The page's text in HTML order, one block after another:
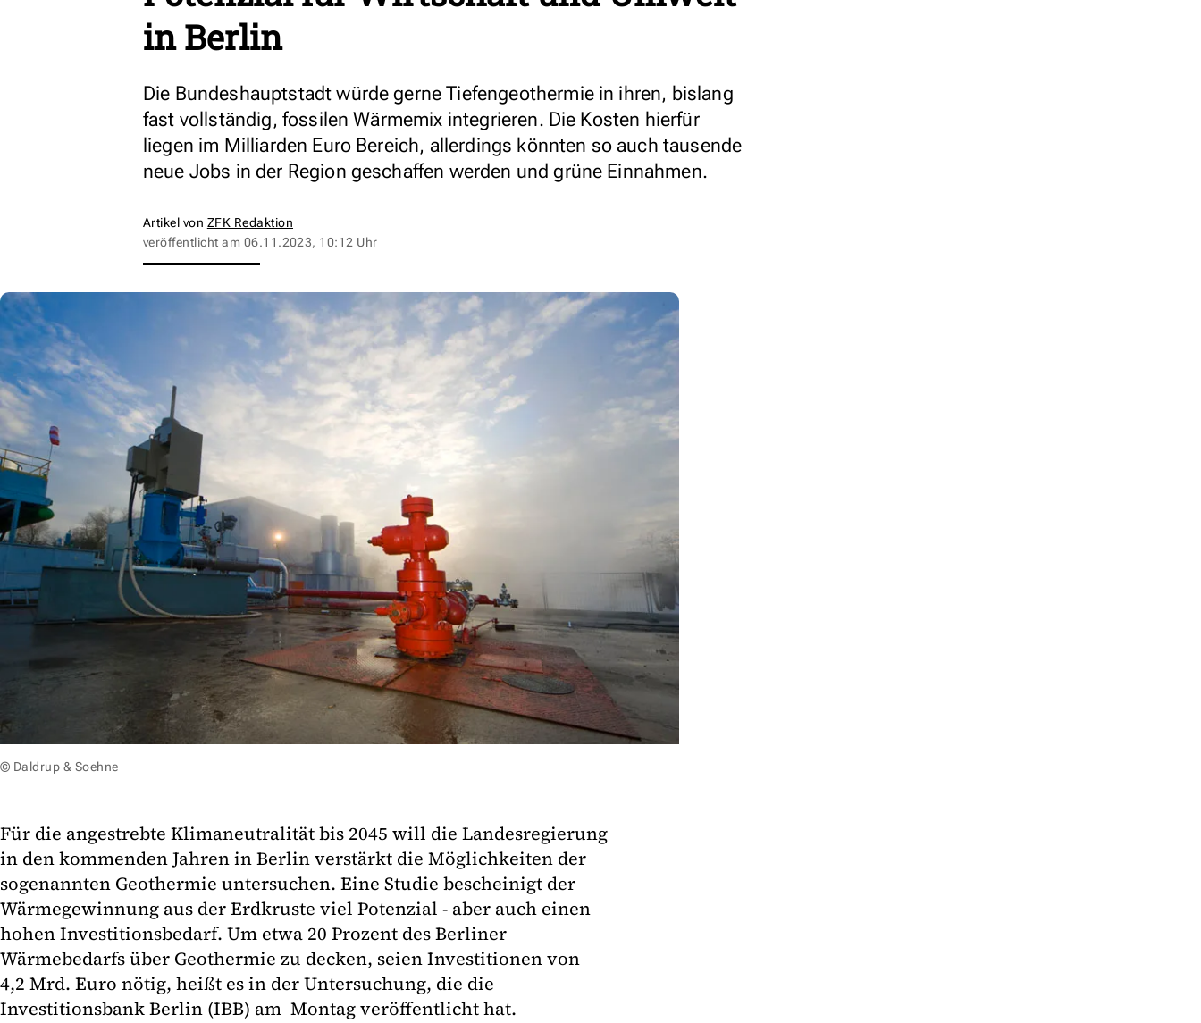
in Berlin
Die Bundeshauptstadt würde gerne Tiefengeothermie in ihren, bislang
fast vollständig, fossilen Wärmemix integrieren. Die Kosten hierfür
liegen im Milliarden Euro Bereich, allerdings könnten so auch tausende
neue Jobs in der Region geschaffen werden und grüne Einnahmen.
Artikel von ZFK Redaktion
veröffentlicht am 06.11.2023, 10:12 Uhr
© Daldrup & Soehne
Für die angestrebte Klimaneutralität bis 2045 will die Landesregierung
in den kommenden Jahren in Berlin verstärkt die Möglichkeiten der
sogenannten Geothermie untersuchen. Eine Studie bescheinigt der
Wärmegewinnung aus der Erdkruste viel Potenzial - aber auch einen
hohen Investitionsbedarf. Um etwa 20 Prozent des Berliner
Wärmebedarfs über Geothermie zu decken, seien Investitionen von
4,2 Mrd. Euro nötig, heißt es in der Untersuchung, die die
Investitionsbank Berlin (IBB) am Montag veröffentlicht hat.